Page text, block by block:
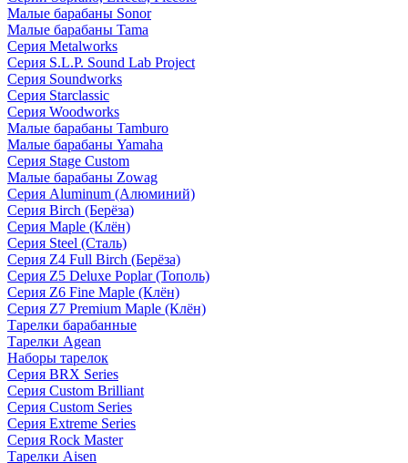
Малые барабаны Sonor
Малые барабаны Tama
Серия Metalworks
Серия S.L.P. Sound Lab Project
Серия Soundworks
Серия Starclassic
Серия Woodworks
Малые барабаны Tamburo
Малые барабаны Yamaha
Серия Stage Custom
Малые барабаны Zowag
Серия Aluminum (Алюминий)
Серия Birch (Берёза)
Серия Maple (Клён)
Серия Steel (Сталь)
Серия Z4 Full Birch (Берёза)
Серия Z5 Deluxe Poplar (Тополь)
Серия Z6 Fine Maple (Клён)
Серия Z7 Premium Maple (Клён)
Тарелки барабанные
Тарелки Agean
Наборы тарелок
Серия BRX Series
Серия Custom Brilliant
Серия Custom Series
Серия Extreme Series
Серия Rock Master
Тарелки Aisen